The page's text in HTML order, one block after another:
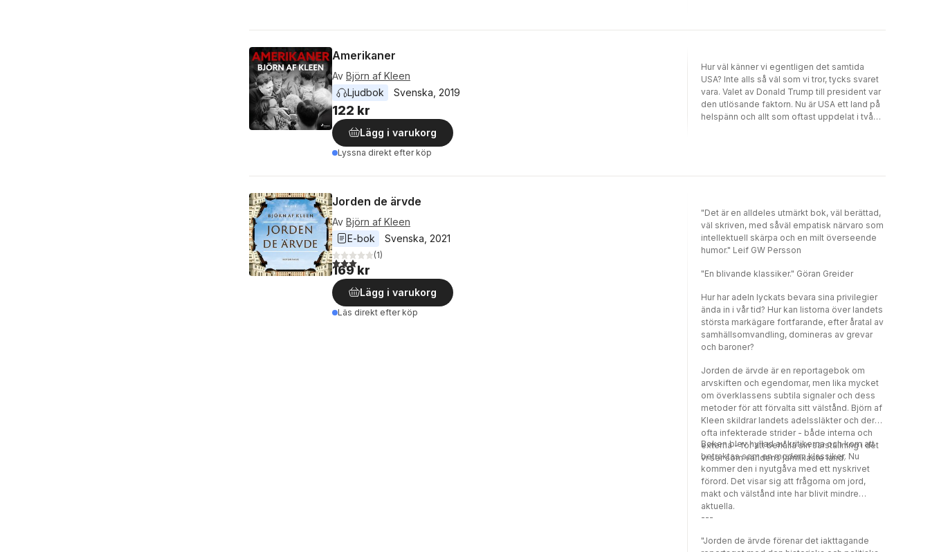
Amerikaner
Av Björn af Kleen
Ljudbok
Svenska 2019
122 kr
Lägg i varukorg
Lyssna direkt efter köp
Hur väl känner vi egentligen det samtida
USA? Inte alls så väl som vi tror, tycks svaret
vara. Valet av Donald Trump till president var
den utlösande faktorn. Nu är USA ett land på
helspänn och allt som oftast uppdelat i två
möta människor från vitt skilda bakgrunder
samhällsklimat? Björn af Kleen, född 1980, är
en svensk journalist och författare. Han
arbetar som Dagens Nyheters
korrespondent i Washington.
Jorden de ärvde
Av Björn af Kleen
E-bok
Svenska 2021
3,0utav 5 stjärnor. Totalt antal röster:
(1)
169 kr
Lägg i varukorg
Läs direkt efter köp
"Det är en alldeles utmärkt bok, väl berättad,
väl skriven, med såväl empatisk närvaro som
intellektuell skärpa och en milt överseende
humor." Leif GW Persson
"En blivande klassiker." Göran Greider
Hur har adeln lyckats bevara sina privilegier
ända in i vår tid? Hur kan listorna över landets
största markägare fortfarande, efter åratal av
samhällsomvandling, domineras av grevar
och baroner?
Jorden de ärvde är en reportagebok om
arvskiften och egendomar, men lika mycket
om överklassens subtila signaler och dess
metoder för att förvalta sitt välstånd. Björn af
Kleen skildrar landets adelssläkter och deras
ofta infekterade strider - både interna och
externa - för att behålla sin särställning i det
vi ser som världens jämlikaste land.
Boken blev hyllad av kritikerna och kom att
betraktas som en modern klassiker. Nu
kommer den i nyutgåva med ett nyskrivet
förord. Det visar sig att frågorna om jord,
makt och välstånd inte har blivit mindre
aktuella.
---
"Jorden de ärvde förenar det iakttagande